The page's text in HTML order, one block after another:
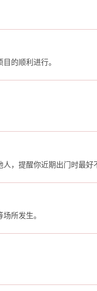
的顺利进行。
，提醒你近期出门时最好
所发生。